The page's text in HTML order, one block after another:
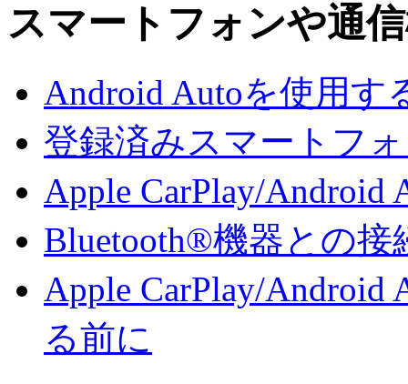
スマートフォンや通
Android Autoを使用す
登録済みスマートフ
Apple CarPlay/
Bluetooth®機器との接
Apple CarPlay/
る前に